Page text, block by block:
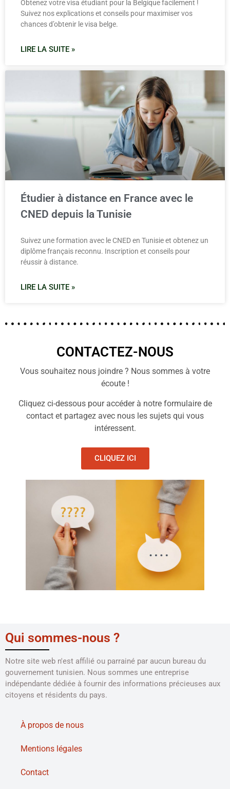
Obtenez votre visa étudiant pour la Belgique facilement !
Suivez nos explications et conseils pour maximiser vos
chances d’obtenir le visa belge.
LIRE LA SUITE »
Étudier à distance en France avec le
CNED depuis la Tunisie
Suivez une formation avec le CNED en Tunisie et obtenez un
diplôme français reconnu. Inscription et conseils pour
réussir à distance.
LIRE LA SUITE »
CONTACTEZ-NOUS
Vous souhaitez nous joindre ? Nous sommes à votre
écoute !
Cliquez ci-dessous pour accéder à notre formulaire de
contact et partagez avec nous les sujets qui vous
intéressent.
CLIQUEZ ICI
Qui sommes-nous ?
Notre site web n'est affilié ou parrainé par aucun bureau du
gouvernement tunisien. Nous sommes une entreprise
indépendante dédiée à fournir des informations précieuses aux
citoyens et résidents du pays.
À propos de nous
Mentions légales
Contact